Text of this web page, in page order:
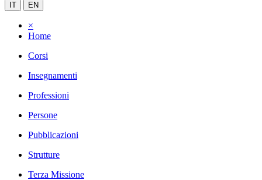
IT EN
×
Home
Corsi
Insegnamenti
Professioni
Persone
Pubblicazioni
Strutture
Terza Missione